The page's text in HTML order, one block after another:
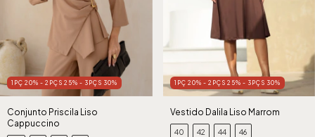
1PÇ 20% - 2PÇS 25% - 3PÇS 30%
Conjunto Priscila Liso
Cappuccino
1PÇ 20% - 2PÇS 25% - 3PÇS 30%
Vestido Dalila Liso Marrom
40 42 44 46